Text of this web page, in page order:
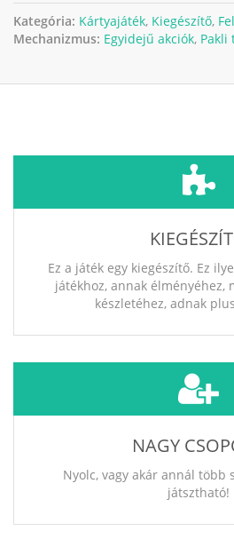
Kategória: Kártyajáték, Kiegészítő,
Mechanizmus: Egyidejű akciók, Pakli
Ez a játék egy kiegészítő. Ez
játékhoz, annak élményéhez,
készletéhez, adnak
NAGY
Nyolc, vagy akár annál több
játsztható!